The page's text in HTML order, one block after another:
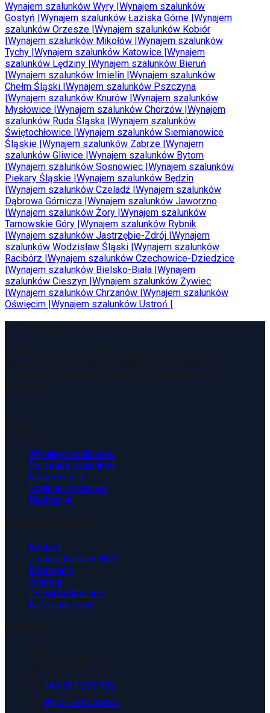
Wynajem szalunków Wyry Wynajem szalunków
Gostyń Wynajem szalunków Łaziska Górne Wynajem
szalunków Orzesze Wynajem szalunków Kobiór
Wynajem szalunków Mikołów Wynajem szalunków
Tychy Wynajem szalunków Katowice Wynajem
szalunków Lędziny Wynajem szalunków Bieruń
Wynajem szalunków Imielin Wynajem szalunków
Chełm Śląski Wynajem szalunków Pszczyna
Wynajem szalunków Knurów Wynajem szalunków
Mysłowice Wynajem szalunków Chorzów Wynajem
szalunków Ruda Śląska Wynajem szalunków
Świętochłowice Wynajem szalunków Siemianowice
Śląskie Wynajem szalunków Zabrze Wynajem
szalunków Gliwice Wynajem szalunków Bytom
Wynajem szalunków Sosnowiec Wynajem szalunków
Piekary Śląskie Wynajem szalunków Będzin
Wynajem szalunków Czeladź Wynajem szalunków
Dąbrowa Górnicza Wynajem szalunków Jaworzno
Wynajem szalunków Żory Wynajem szalunków
Tarnowskie Góry Wynajem szalunków Rybnik
Wynajem szalunków Jastrzębie-Zdrój Wynajem
szalunków Wodzisław Śląski Wynajem szalunków
Racibórz Wynajem szalunków Czechowice-Dziedzice
Wynajem szalunków Bielsko-Biała Wynajem
szalunków Cieszyn Wynajem szalunków Żywiec
Wynajem szalunków Chrzanów Wynajem szalunków
Oświęcim Wynajem szalunków Ustroń
Wynajem szalunków
Sprzedaż szalunków
Rusztowania
Szalunki stropowe
Realizacje
Kontakt
Zasięg dostawy HDS
Informacje
O firmie
Usługi budowlane
Koszenie trawy
+48 537 639 955
Wyślij wiadomość